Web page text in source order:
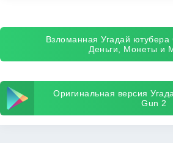
Взломанная Угадай
Деньги, Монеты и
Оригинальная версия
Gun 2